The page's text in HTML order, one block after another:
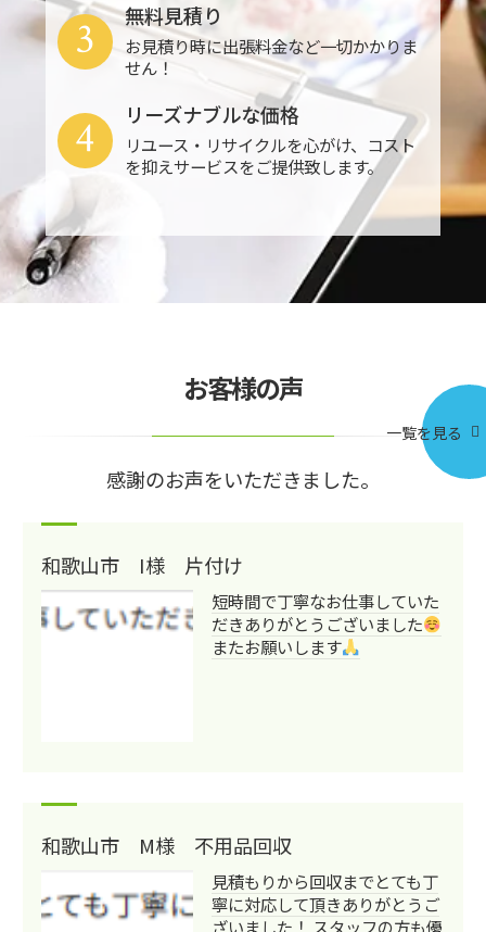
無料見積り
お見積り時に出張料金など一切かかりま
せん！
3
リーズナブルな価格
リユース・リサイクルを心がけ、コスト
を抑えサービスをご提供致します。
4
お客様の声
感謝のお声をいただきました。
一覧を見る
和歌山市 I様 片付け
短時間で丁寧なお仕事していた
だきありがとうございました
またお願いします
和歌山市 M様 不用品回収
見積もりから回収までとても丁
寧に対応して頂きありがとうご
ざいました！ スタッフの方も優